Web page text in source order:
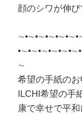
顔のシワが伸
∼
希望の手紙のお
ILCHI希望の手
康で幸せで平和